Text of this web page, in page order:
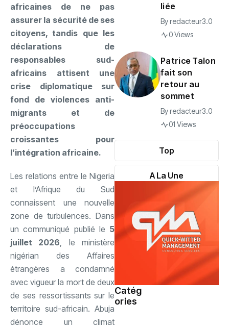
africaines de ne pas
assurer la sécurité de ses
citoyens, tandis que les
déclarations de
responsables sud-
africains attisent une
crise diplomatique sur
fond de violences anti-
migrants et de
préoccupations
croissantes pour
l’intégration africaine.
Les relations entre le Nigeria
et l’Afrique du Sud
connaissent une nouvelle
zone de turbulences. Dans
un communiqué publié le 5
juillet 2026, le ministère
nigérian des Affaires
étrangères a condamné
avec vigueur la mort de deux
de ses ressortissants sur le
territoire sud-africain. Abuja
dénonce un climat
Top
A La Une
liée
Byredacteur3.0
0 Views
Patrice Talon
fait son
retour au
sommet
Byredacteur3.0
01 Views
Catég
ories